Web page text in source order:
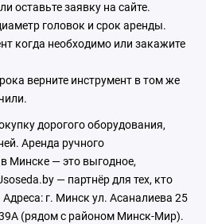
оставьте заявку на сайте.
головок и срок аренды.
когда необходимо или закажите
верните инструмент в том же
дорогого оборудования,
Аренда ручного
Минске — это выгодное,
— партнёр для тех, кто
Адреса: г. Минск ул. Асаналиева 25
(рядом с районом Минск-Мир).